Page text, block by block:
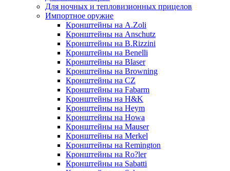
Для ночных и тепловизионных прицелов
Импортное оружие
Кронштейны на A.Zoli
Кронштейны на Anschutz
Кронштейны на B.Rizzini
Кронштейны на Benelli
Кронштейны на Blaser
Кронштейны на Browning
Кронштейны на CZ
Кронштейны на Fabarm
Кронштейны на H&K
Кронштейны на Heym
Кронштейны на Howa
Кронштейны на Mauser
Кронштейны на Merkel
Кронштейны на Remington
Кронштейны на Ro?ler
Кронштейны на Sabatti